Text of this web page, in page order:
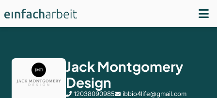
Jack Montgomery
Design
12038090985
ibbio4life@gmail.com